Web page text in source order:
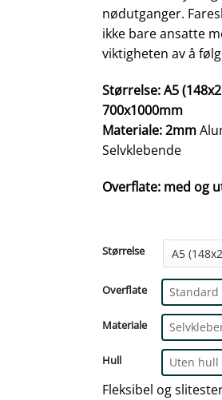
nødutganger.
ikke bare ansatte
viktigheten av å
Størrelse: A5
700x1000mm
Materiale: 2mm
Selvklebende
Overflate: med og
Størrelse
Overflate Standard
Materiale
Hull Uten hull
Fleksibel og